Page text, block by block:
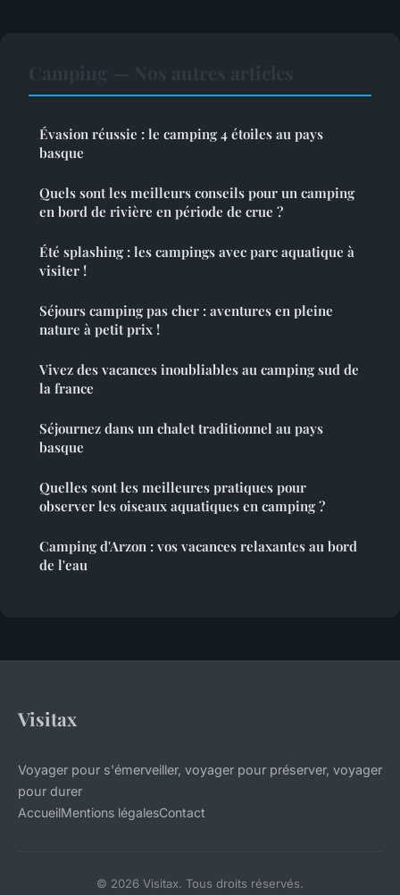
Évasion réussie : le camping 4 étoiles au pays
basque
Quels sont les meilleurs conseils pour un camping
en bord de rivière en période de crue ?
Été splashing : les campings avec parc aquatique à
visiter !
Séjours camping pas cher : aventures en pleine
nature à petit prix !
Vivez des vacances inoubliables au camping sud de
la france
Séjournez dans un chalet traditionnel au pays
basque
Quelles sont les meilleures pratiques pour
observer les oiseaux aquatiques en camping ?
Camping d'Arzon : vos vacances relaxantes au bord
de l'eau
Visitax
Voyager pour s'émerveiller, voyager pour préserver, voyager
pour durer
AccueilMentions légalesContact
© 2026 Visitax. Tous droits réservés.